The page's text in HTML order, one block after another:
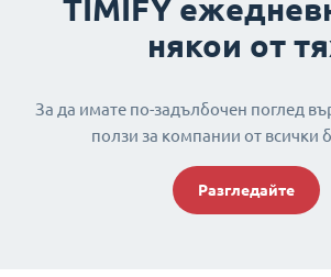
TIMIFY
някои от
За да имате по-задълбочен поглед
ползи за компании от всички
Разгледайте